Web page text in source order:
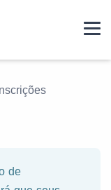
de